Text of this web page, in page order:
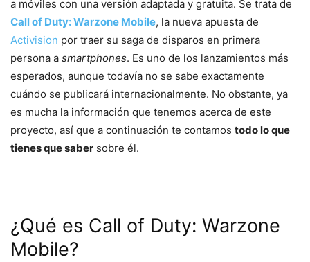
a móviles con una versión adaptada y gratuita. Se trata de
Call of Duty: Warzone Mobile, la nueva apuesta de
Activision por traer su saga de disparos en primera
persona a smartphones. Es uno de los lanzamientos más
esperados, aunque todavía no se sabe exactamente
cuándo se publicará internacionalmente. No obstante, ya
es mucha la información que tenemos acerca de este
proyecto, así que a continuación te contamos todo lo que
tienes que saber sobre él.
¿Qué es Call of Duty: Warzone
Mobile?